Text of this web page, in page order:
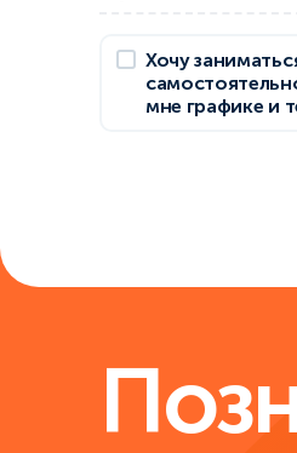
Хочу
мне графике и